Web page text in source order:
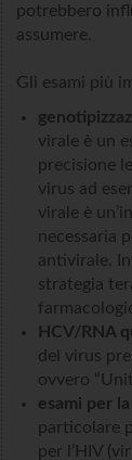
potrebbero
assumere.
Gli esami più
virale è un
precisione
virus ad
virale è
necessaria
antivirale.
strategia
HCV/RNA
del virus
ovvero
esami per
particolare
per l’HIV